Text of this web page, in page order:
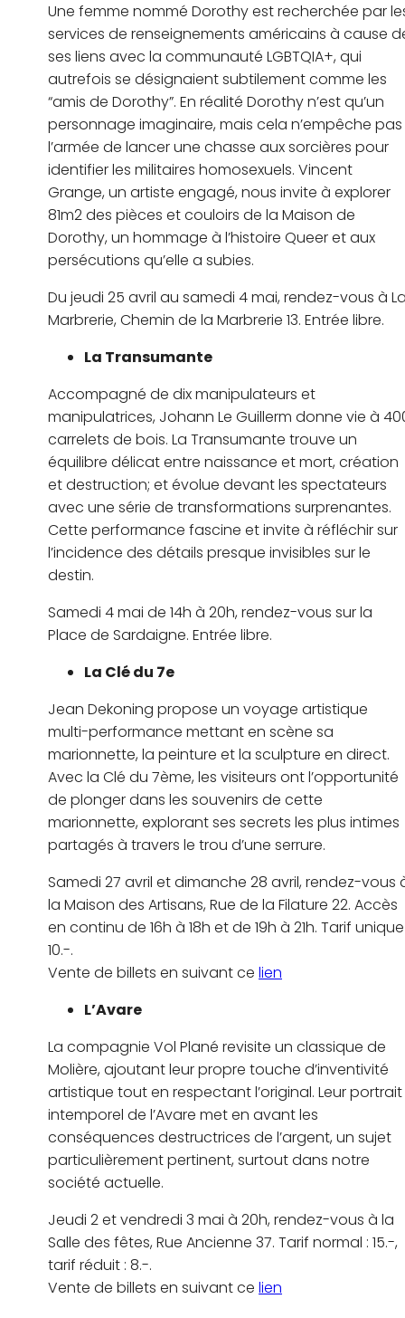
Une femme nommé Dorothy est recherchée par
services de renseignements américains à cause
ses liens avec la communauté LGBTQIA+, qui
autrefois se désignaient subtilement comme les
“amis de Dorothy”. En réalité Dorothy n’est qu’un
personnage imaginaire, mais cela n’empêche pas
l’armée de lancer une chasse aux sorcières pour
identifier les militaires homosexuels. Vincent
Grange, un artiste engagé, nous invite à explorer
81m2 des pièces et couloirs de la Maison de
Dorothy, un hommage à l’histoire Queer et aux
persécutions qu’elle a subies.
Du jeudi 25 avril au samedi 4 mai, rendez-vous à
Marbrerie, Chemin de la Marbrerie 13. Entrée libre.
La Transumante
Accompagné de dix manipulateurs et
manipulatrices, Johann Le Guillerm donne vie à
carrelets de bois. La Transumante trouve un
équilibre délicat entre naissance et mort, création
et destruction; et évolue devant les spectateurs
avec une série de transformations surprenantes.
Cette performance fascine et invite à réfléchir sur
l’incidence des détails presque invisibles sur le
destin.
Samedi 4 mai de 14h à 20h, rendez-vous sur la
Place de Sardaigne. Entrée libre.
La Clé du 7e
Jean Dekoning propose un voyage artistique
multi-performance mettant en scène sa
marionnette, la peinture et la sculpture en direct.
Avec la Clé du 7ème, les visiteurs ont l’opportunité
de plonger dans les souvenirs de cette
marionnette, explorant ses secrets les plus intimes
partagés à travers le trou d’une serrure.
Samedi 27 avril et dimanche 28 avril, rendez-vous
la Maison des Artisans, Rue de la Filature 22. Accès
en continu de 16h à 18h et de 19h à 21h. Tarif
10.-.
Vente de billets en suivant ce lien
L’Avare
La compagnie Vol Plané revisite un classique de
Molière, ajoutant leur propre touche d’inventivité
artistique tout en respectant l’original. Leur portrait
intemporel de l’Avare met en avant les
conséquences destructrices de l’argent, un sujet
particulièrement pertinent, surtout dans notre
société actuelle.
Jeudi 2 et vendredi 3 mai à 20h, rendez-vous à la
Salle des fêtes, Rue Ancienne 37. Tarif normal : 15.-,
tarif réduit : 8.-.
Vente de billets en suivant ce lien